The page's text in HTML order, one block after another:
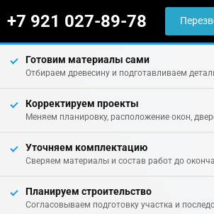
+7 921 027-89-78
Готовим материалы сами
Отбираем древесину и подготавливаем
Корректируем проекты
Меняем планировку, расположение окон,
Уточняем комплектацию
Сверяем материалы и состав работ до
Планируем строительство
Согласовываем подготовку участка и